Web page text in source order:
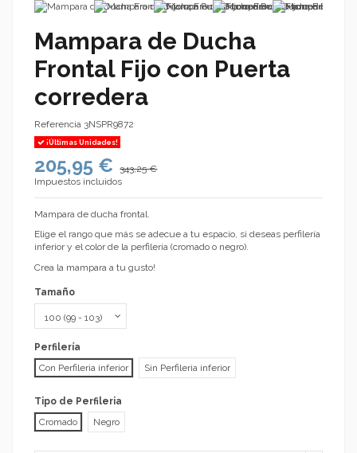
Mampara de Ducha
Frontal Fijo con Puerta
corredera
Referencia 3NSPR9872
¡Últimas Unidades!
205,95 €
343,25 €
Impuestos incluidos
Mampara de ducha frontal.
Elige el rango que más se adecue a tu espacio, si deseas perfilería
inferior y el color de la perfilería (cromado o negro).
Crea la mampara a tu gusto!
Tamaño
Perfilería
Con Perfileria inferior
Sin Perfileria inferior
Tipo de Perfileria
Cromado
Negro